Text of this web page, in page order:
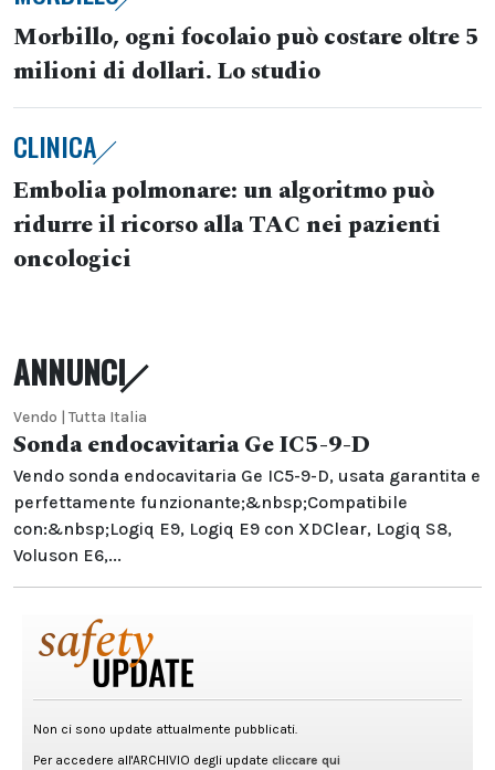
Morbillo, ogni focolaio può costare oltre 5
milioni di dollari. Lo studio
CLINICA
Embolia polmonare: un algoritmo può
ridurre il ricorso alla TAC nei pazienti
oncologici
ANNUNCI
Vendo | Tutta Italia
Sonda endocavitaria Ge IC5-9-D
Vendo sonda endocavitaria Ge IC5-9-D, usata garantita e
perfettamente funzionante;&nbsp;Compatibile
con:&nbsp;Logiq E9, Logiq E9 con XDClear, Logiq S8,
Voluson E6,...